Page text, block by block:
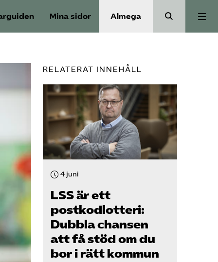
Mina sidor Almega
Valmanifest
Medlemskap
Aktiviteter
Om oss
Kontakt
RELATERAT INNEHÅLL
4 juni
LSS är ett
postkodlotteri:
Dubbla chansen
att få stöd om du
bor i rätt kommun